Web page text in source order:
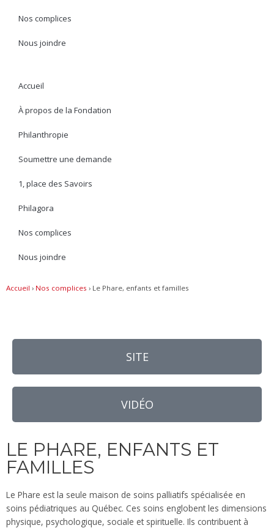
Nos complices
Nous joindre
Accueil
À propos de la Fondation
Philanthropie
Soumettre une demande
1, place des Savoirs
Philagora
Nos complices
Nous joindre
Accueil › Nos complices › Le Phare, enfants et familles
SITE
VIDÉO
LE PHARE, ENFANTS ET
FAMILLES
Le Phare est la seule maison de soins palliatifs spécialisée en
soins pédiatriques au Québec. Ces soins englobent les dimensions
physique, psychologique, sociale et spirituelle. Ils contribuent à